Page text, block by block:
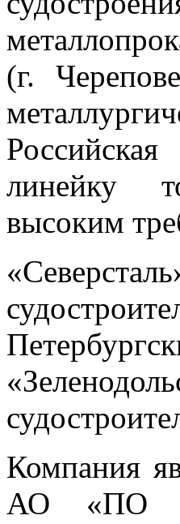
(г.
линейку
высоким
Компания
АО «ПО